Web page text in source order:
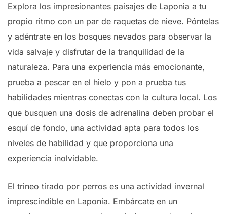
Explora los impresionantes paisajes de Laponia a tu
propio ritmo con un par de raquetas de nieve. Póntelas
y adéntrate en los bosques nevados para observar la
vida salvaje y disfrutar de la tranquilidad de la
naturaleza. Para una experiencia más emocionante,
prueba a pescar en el hielo y pon a prueba tus
habilidades mientras conectas con la cultura local. Los
que busquen una dosis de adrenalina deben probar el
esquí de fondo, una actividad apta para todos los
niveles de habilidad y que proporciona una
experiencia inolvidable.
El trineo tirado por perros es una actividad invernal
imprescindible en Laponia. Embárcate en un